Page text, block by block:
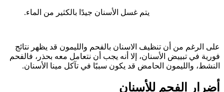
يتم غسل الأسنان جيدًا بالكثير من الماء.
على الرغم من أن تنظيف الاسنان بالفحم والليمون قد يظهر نتائج
فورية في تبييض الأسنان، إلا أنه يجب أن نتعامل معه بحذر، فالفحم
النشط، والليمون الحامض قد يكون سببًا في تآكل مينا الأسنان.
أضرار الفحم للأسنان